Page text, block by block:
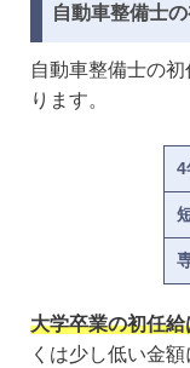
自動車整備士
自動車整備士の
ります。
4
大学卒業の初任
くは少し低い金額